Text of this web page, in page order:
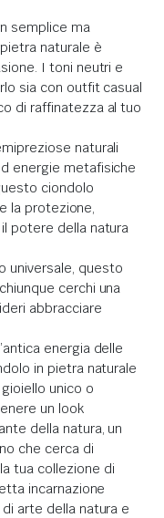
semplice ma
naturale è
I toni neutri e
sia con outfit casual
di raffinatezza al tuo
naturali
energie metafisiche
ciondolo
la protezione,
potere della natura
universale, questo
cerchi una
abbracciare
energia delle
in pietra naturale
unico o
un look
della natura, un
che cerca di
tua collezione di
incarnazione
arte della natura e